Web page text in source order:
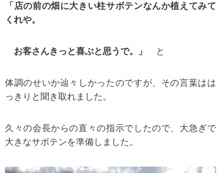
「店の前の畑に大きい柱サボテンなんか植えてみて
くれや。
お客さんきっと喜ぶと思うで。」 と
体調のせいか辿々しかったのですが、その言葉はは
っきりと聞き取れました。
久々の会長からの直々の指示でしたので、大急ぎで
大きなサボテンを準備しました。